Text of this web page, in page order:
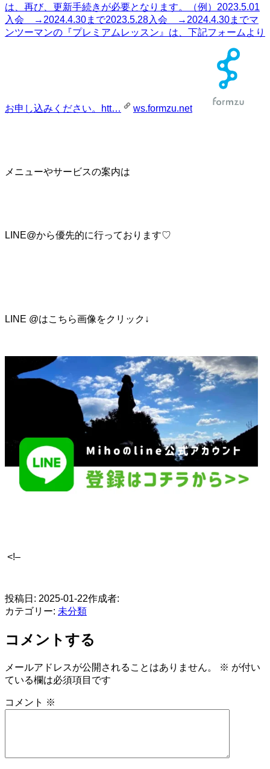
は、再び、更新手続きが必要となります。（例）2023.5.01
入会 →2024.4.30まで2023.5.28入会 →2024.4.30までマ
ンツーマンの『プレミアムレッスン』は、下記フォームより
お申し込みください。htt… ws.formzu.net
メニューやサービスの案内は
LINE@から優先的に行っております♡
LINE @はこちら画像をクリック↓
<!–
投稿日: 2025-01-22作成者:
カテゴリー: 未分類
コメントする
メールアドレスが公開されることはありません。 ※ が付い
ている欄は必須項目です
コメント ※